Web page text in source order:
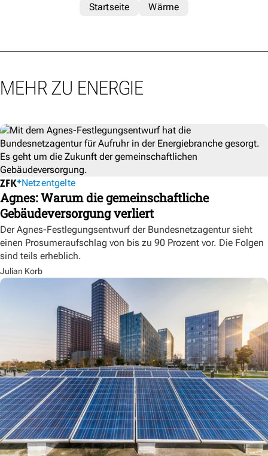
Startseite
Wärme
MEHR ZU ENERGIE
Netzentgelte
Agnes: Warum die gemeinschaftliche
Gebäudeversorgung verliert
Der Agnes-Festlegungsentwurf der Bundesnetzagentur sieht
einen Prosumeraufschlag von bis zu 90 Prozent vor. Die Folgen
sind teils erheblich.
Julian Korb